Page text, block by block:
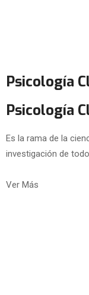
Psicología
Psicología
Es la rama de la
investigación de
Ver Más